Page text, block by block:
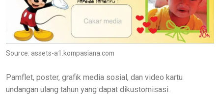
Source: assets-a1.kompasiana.com
Pamflet, poster, grafik media sosial, dan video kartu
undangan ulang tahun yang dapat dikustomisasi.